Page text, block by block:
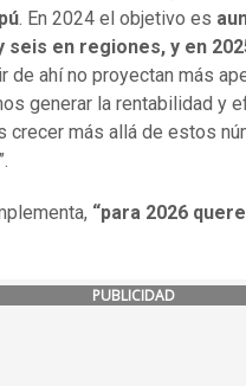
. En 2024 el objetivo es
seis en regiones, y en
de ahí no proyectan más
generar la rentabilidad y
crecer más allá de estos
“para 2026
PUBLICIDAD